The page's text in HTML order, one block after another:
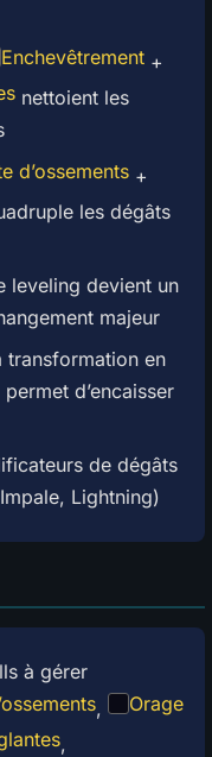
Enchevêtrement +
nettoient les
d’ossements +
les dégâts
leveling devient un
majeur
transformation en
d’encaisser
de dégâts
Lightning)
à gérer
,
Orage
,